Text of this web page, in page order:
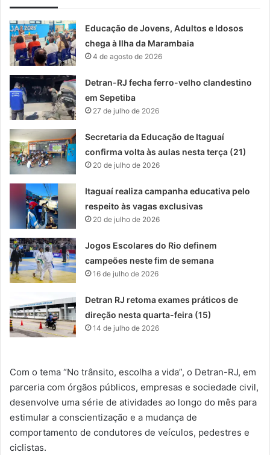
Educação de Jovens, Adultos e Idosos
chega à Ilha da Marambaia
4 de agosto de 2026
Detran-RJ fecha ferro-velho clandestino
em Sepetiba
27 de julho de 2026
Secretaria da Educação de Itaguaí
confirma volta às aulas nesta terça (21)
20 de julho de 2026
Itaguaí realiza campanha educativa pelo
respeito às vagas exclusivas
20 de julho de 2026
Jogos Escolares do Rio definem
campeões neste fim de semana
16 de julho de 2026
Detran RJ retoma exames práticos de
direção nesta quarta-feira (15)
14 de julho de 2026
Com o tema “No trânsito, escolha a vida”, o Detran-RJ, em
parceria com órgãos públicos, empresas e sociedade civil,
desenvolve uma série de atividades ao longo do mês para
estimular a conscientização e a mudança de
comportamento de condutores de veículos, pedestres e
ciclistas.